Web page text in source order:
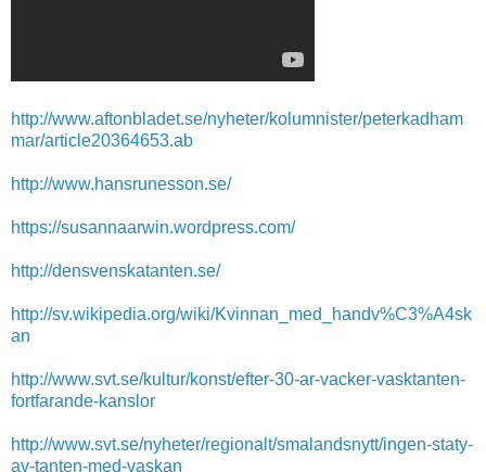
http://www.aftonbladet.se/nyheter/kolumnister/peterkadham
mar/article20364653.ab
http://www.hansrunesson.se/
https://susannaarwin.wordpress.com/
http://densvenskatanten.se/
http://sv.wikipedia.org/wiki/Kvinnan_med_handv%C3%A4sk
an
http://www.svt.se/kultur/konst/efter-30-ar-vacker-vasktanten-
fortfarande-kanslor
http://www.svt.se/nyheter/regionalt/smalandsnytt/ingen-staty-
av-tanten-med-vaskan